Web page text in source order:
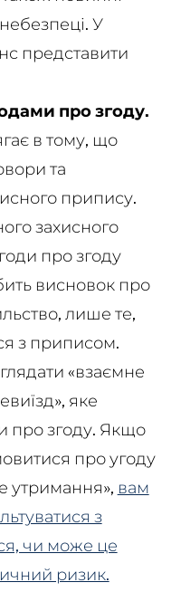
У
представити
про згоду.
в тому, що
та
припису.
захисного
про згоду
висновок про
лише те,
з приписом.
«взаємне
яке
про згоду. Якщо
про угоду
утримання», вам
з
чи може це
ризик.